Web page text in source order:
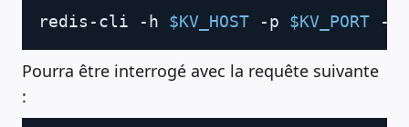
redis-cli -h $KV_HOST -p $KV_PORT --
Pourra être interrogé avec la requête suivante
: